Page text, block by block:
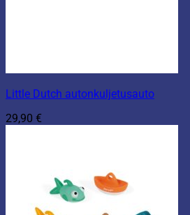
Little Dutch autonkuljetusauto
29,90 €